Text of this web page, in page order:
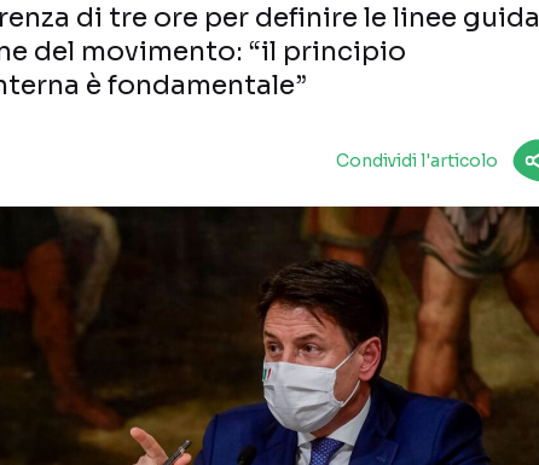
di tre ore per definire le linee guida
del movimento: “il principio
è fondamentale”
Condividi l'articolo